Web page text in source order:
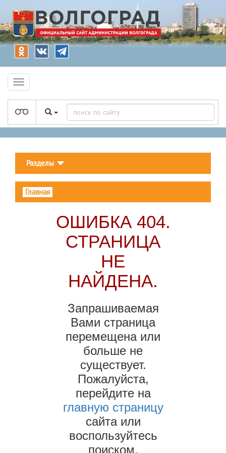
Разделы
Главная
ОШИБКА 404.
СТРАНИЦА
НЕ
НАЙДЕНА.
Запрашиваемая
Вами страница
перемещена или
больше не
существует.
Пожалуйста,
перейдите на
главную страницу
сайта или
воспользуйтесь
поиском.